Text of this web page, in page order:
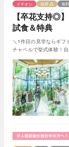
【卒花支持◎
試食＆特典
イチオシ 残席 無料
＼1件目の見学ならギフ
チャペルで挙式体験！